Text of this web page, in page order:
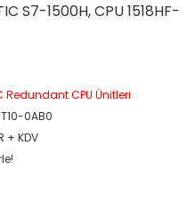
S7-1500H, CPU 1518HF-
Redundant CPU Ünitleri
0AB0
+ KDV